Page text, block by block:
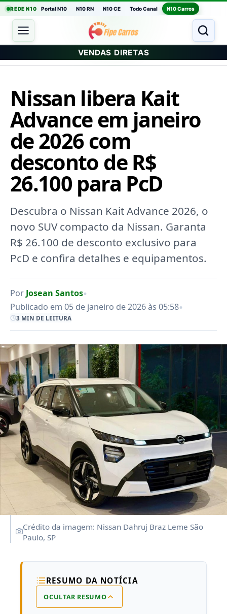
REDE N10 Portal N10 N10 RN N10 CE Todo Canal N10 Carros
VENDAS DIRETAS
Nissan libera Kait
Advance em janeiro
de 2026 com
desconto de R$
26.100 para PcD
Descubra o Nissan Kait Advance 2026, o
novo SUV compacto da Nissan. Garanta
R$ 26.100 de desconto exclusivo para
PcD e confira detalhes e equipamentos.
Por Josean Santos•
Publicado em 05 de janeiro de 2026 às 05:58•
3 MIN DE LEITURA
Crédito da imagem: Nissan Dahruj Braz Leme São
Paulo, SP
RESUMO DA NOTÍCIA
OCULTAR RESUMO